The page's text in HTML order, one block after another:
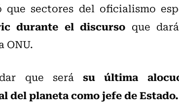
que sectores del oficialismo
durante el discurso que
ONU.
que será su última
del planeta como jefe de Estado.